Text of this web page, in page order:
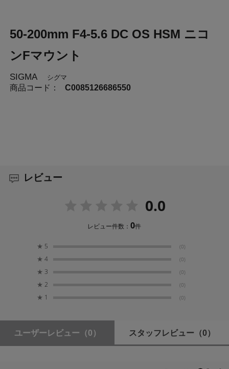
50-200mm F4-5.6 DC OS HSM ニコ
ンFマウント
SIGMA シグマ
商品コード： C0085126686550
レビュー
0.0
レビュー件数：0件
★ 5 (0)
★ 4 (0)
★ 3 (0)
★ 2 (0)
★ 1 (0)
ユーザーレビュー （0） スタッフレビュー （0）